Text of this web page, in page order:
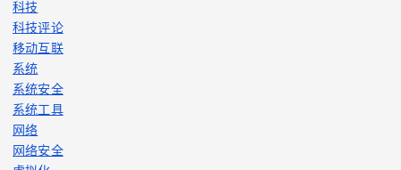
科技
科技评论
移动互联
系统
系统安全
系统工具
网络
网络安全